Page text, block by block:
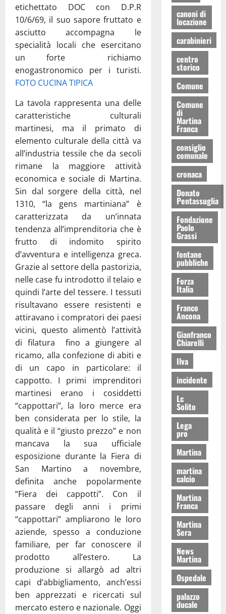
etichettato DOC con D.P.R
10/6/69, il suo sapore fruttato e
asciutto accompagna le
specialità locali che esercitano
un forte richiamo
enogastronomico per i turisti.
FOTO CUCINA TIPICA
La tavola rappresenta una delle
caratteristiche culturali
martinesi, ma il primato di
elemento culturale della città va
all’industria tessile che da secoli
rimane la maggiore attività
economica e sociale di Martina.
Sin dal sorgere della città, nel
1310, “la gens martiniana” è
caratterizzata da un’innata
tendenza all’imprenditoria che è
frutto di indomito spirito
d’avventura e intelligenza greca.
Grazie al settore della pastorizia,
nelle case fu introdotto il telaio e
quindi l’arte del tessere. I tessuti
risultavano essere resistenti e
attiravano i compratori dei paesi
vicini, questo alimentò l’attività
di filatura fino a giungere al
ricamo, alla confezione di abiti e
di un capo in particolare: il
cappotto. I primi imprenditori
martinesi erano i cosiddetti
“cappottari”, la loro merce era
ben considerata per lo stile, la
qualità e il “giusto prezzo” e non
mancava la sua ufficiale
esposizione durante la Fiera di
San Martino a novembre,
definita anche popolarmente
“Fiera dei cappotti”. Con il
passare degli anni i primi
“cappottari” ampliarono le loro
aziende, spesso a conduzione
familiare, per far conoscere il
prodotto all’estero. La
produzione si allargò ad altri
capi d’abbigliamento, anch’essi
ben apprezzati e ricercati sul
mercato estero e nazionale. Oggi
canoni di
locazione
carabinieri
centro
storico
Comune
Comune
di
Martina
Franca
consiglio
comunale
cronaca
Donato
Pentassuglia
Fondazione
Paolo
Grassi
fontane
pubbliche
Forza
Italia
Franco
Ancona
Gianfranco
Chiarelli
Ilva
incidente
Lc
Solito
Lega
pro
Martina
martina
calcio
Martina
Franca
Martina
Sera
News
Martina
Ospedale
palazzo
ducale